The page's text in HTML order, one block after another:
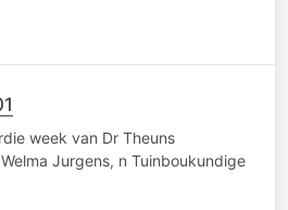
week van Dr Theuns
Jurgens, n Tuinboukundige